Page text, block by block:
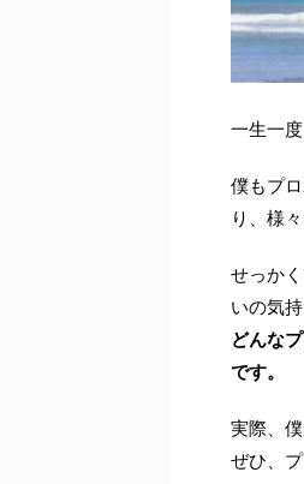
一生一
僕もプ
り、様
せっか
いの気
どんな
です。
実際、
ぜひ、